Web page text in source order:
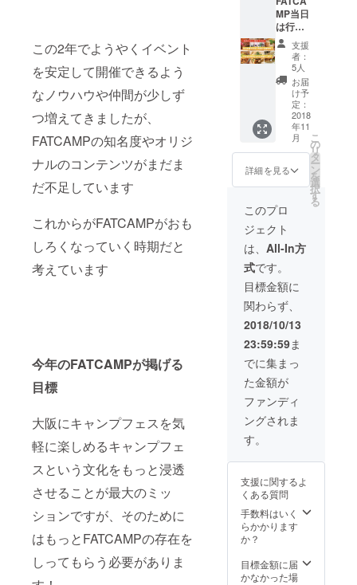
この2年でようやくイベント
を安定して開催できるよう
なノウハウや仲間が少しず
つ増えてきましたが、
FATCAMPの知名度やオリジ
ナルのコンテンツがまだま
だ不足しています
これからがFATCAMPがおも
しろくなっていく時期だと
考えています
今年のFATCAMPが掲げる
目標
大阪にキャンプフェスを気
軽に楽しめるキャンプフェ
スという文化をもっと浸透
させることが最大のミッ
ションですが、そのために
はもっとFATCAMPの存在を
しってもらう必要がありま
かけご
飯セッ
ト」が
入場券
に付い
ていま
す！
FATCA
MPまで
待ちき
れない
人たち
のため
に運営
ついた
りいっ
ぱいの
特別チ
ケッ
ト！開
催まで
「日本
一こだ
かけご
飯」を
食って
待て！
(冷蔵庫
をたく
さん空
ね！)
場券の
お値段
そのま
まで
3000
円！食
いしん
坊、カ
レー好
きなら
買わず
にはい
られな
ト！
MP当日
は行く
ことが
できな
い方で
も大丈
夫！ な
んらか
の形で
FATCA
MPに参
加した
い！そ
んな方
向けの
プラン
です！
3000円
でこの
プラン
をご購
入いた
だい
て、
FATCA
MPをご
自宅や
仕事
場、旅
行先な
どから
応援し
てくだ
ンとし
FATなも
のをご
自宅に
お届け
しま
支援
者：
5人
お届
け予
定：
2018
年11
月
詳細を見る
こ
の
リ
タ
ー
ン
を
選
択
す
る
このプロ
ジェクト
は、 All-In方
式です。
目標金額に
関わらず、
2018/10/13
23:59:59ま
でに集まっ
た金額が
ファンディ
ングされま
す。
支援に関するよ
くある質問
手数料はいく
らかかります
か？
目標金額に届
かなかった場